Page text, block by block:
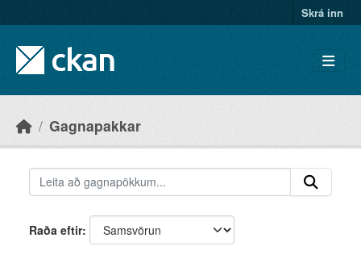
Skrá inn
Gagnapakkar
Raða eftir